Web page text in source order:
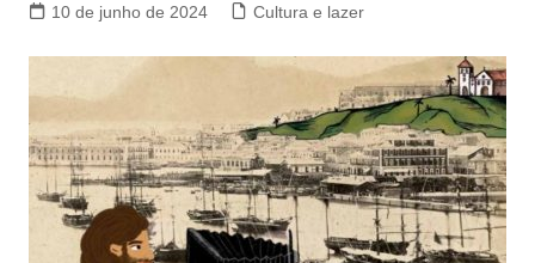
10 de junho de 2024 Cultura e lazer